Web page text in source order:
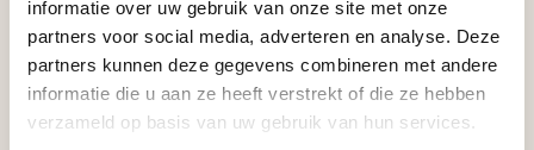
informatie over uw gebruik van onze site met onze
partners voor social media, adverteren en analyse. Deze
partners kunnen deze gegevens combineren met andere
informatie die u aan ze heeft verstrekt of die ze hebben
verzameld op basis van uw gebruik van hun services.
Ik ontvang graag eengratis proefontwerp